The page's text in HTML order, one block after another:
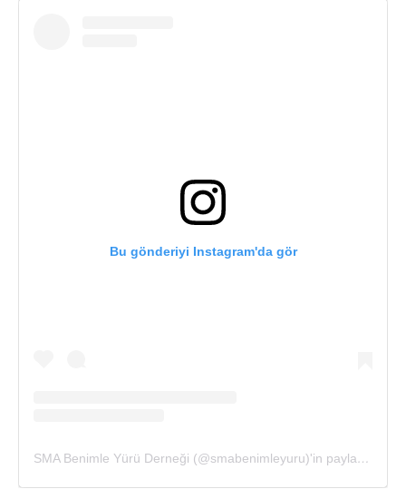
Bu gönderiyi Instagram'da gör
SMA Benimle Yürü Derneği (@smabenimleyuru)'in paylaştığı bir gönderi